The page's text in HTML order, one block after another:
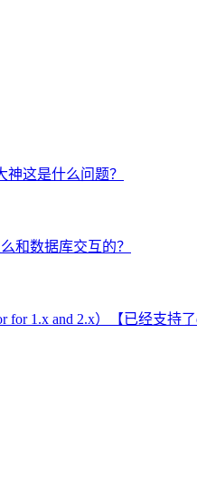
神这是什么问题？
和数据库交互的？
for 1.x and 2.x）【已经支持